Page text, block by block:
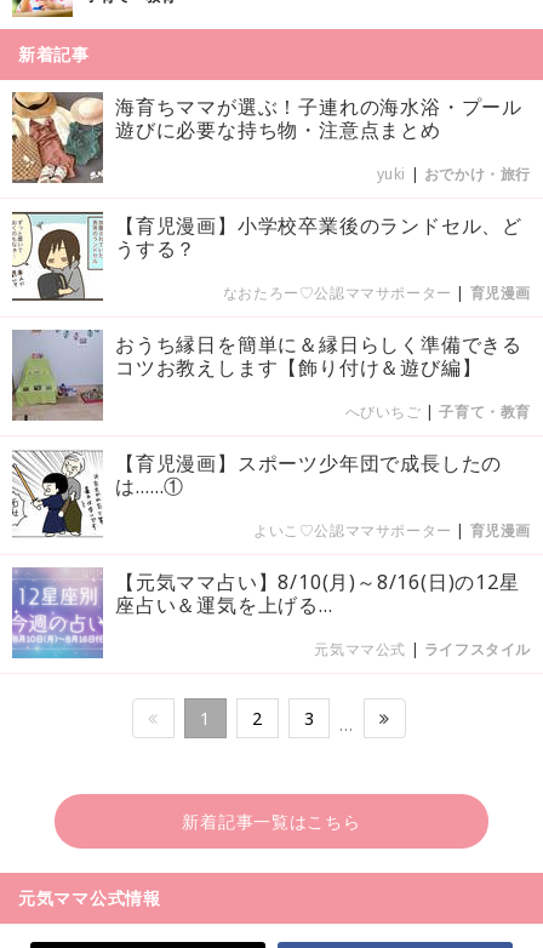
新着記事
海育ちママが選ぶ！子連れの海水浴・プール
遊びに必要な持ち物・注意点まとめ
yuki | おでかけ・旅行
【育児漫画】小学校卒業後のランドセル、ど
うする？
なおたろー♡公認ママサポーター | 育児漫画
おうち縁日を簡単に＆縁日らしく準備できる
コツお教えします【飾り付け＆遊び編】
へびいちご |子育て・教育
【育児漫画】スポーツ少年団で成長したの
は……①
よいこ♡公認ママサポーター | 育児漫画
【元気ママ占い】8/10(月)～8/16(日)の12星
座占い＆運気を上げる...
元気ママ公式 | ライフスタイル
1 2 3 …
新着記事一覧はこちら
元気ママ公式情報